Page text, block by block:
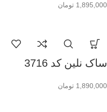
1,895,000 تومان
ساک نلین کد 3716
1,890,000 تومان